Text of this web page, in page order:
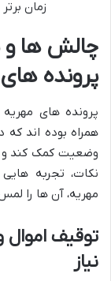
زمان
چالش ها و
پرونده
پرونده های
همراه بوده اند
وضعیت کمک کند و
نکات، تجربه
مهریه، آن ها را
توقیف
نیاز